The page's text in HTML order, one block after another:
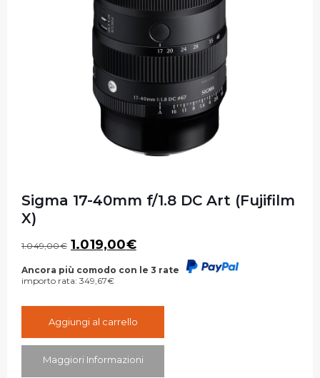
Sigma 17-40mm f/1.8 DC Art (Fujifilm
X)
1.049,00€ Il
originale
era:
1.019,00€Il
attuale
Ancora più comodo con le 3 rate
importo rata: 349,67€
Aggiungi al carrello
Maggiori Informazioni